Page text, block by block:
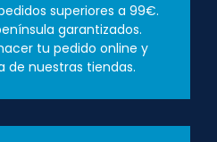
superiores a 99€.
garantizados.
tu pedido online y
de nuestras tiendas.